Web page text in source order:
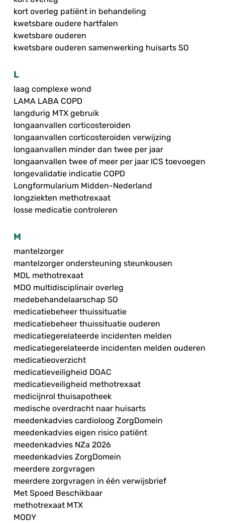
kort overleg patiënt in behandeling
kwetsbare oudere hartfalen
kwetsbare ouderen
kwetsbare ouderen samenwerking huisarts SO
L
laag complexe wond
LAMA LABA COPD
langdurig MTX gebruik
longaanvallen corticosteroiden
longaanvallen corticosteroiden verwijzing
longaanvallen minder dan twee per jaar
longaanvallen twee of meer per jaar ICS toevoegen
longevalidatie indicatie COPD
Longformularium Midden-Nederland
longziekten methotrexaat
losse medicatie controleren
M
mantelzorger
mantelzorger ondersteuning steunkousen
MDL methotrexaat
MDO multidisciplinair overleg
medebehandelaarschap SO
medicatiebeheer thuissituatie
medicatiebeheer thuissituatie ouderen
medicatiegerelateerde incidenten melden
medicatiegerelateerde incidenten melden ouderen
medicatieoverzicht
medicatieveiligheid DOAC
medicatieveiligheid methotrexaat
medicijnrol thuisapotheek
medische overdracht naar huisarts
meedenkadvies cardioloog ZorgDomein
meedenkadvies eigen risico patiënt
meedenkadvies NZa 2026
meedenkadvies ZorgDomein
meerdere zorgvragen
meerdere zorgvragen in één verwijsbrief
Met Spoed Beschikbaar
methotrexaat MTX
MODY